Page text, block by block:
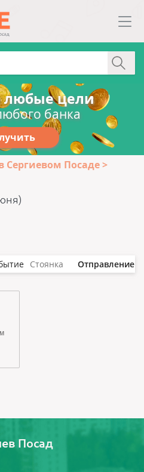
любые цели
банка
Сергиевом Посаде
Стоянка Отправление
Посад